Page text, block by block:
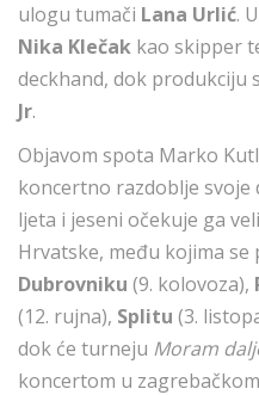
ulogu tumači Lana Urlić.
Nika Klečak kao skipper
deckhand, dok produkciju
Jr.
Objavom spota Marko
koncertno razdoblje svoje
ljeta i jeseni očekuje ga
Hrvatske, među kojima
Dubrovniku (9. kolovoza),
(12. rujna), Splitu (3.
dok će turneju Moram
koncertom u